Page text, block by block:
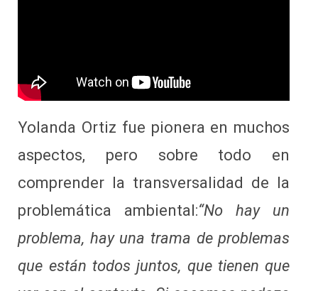
Yolanda Ortiz fue pionera en muchos
aspectos, pero sobre todo en
comprender la transversalidad de la
problemática ambiental:“No hay un
problema, hay una trama de problemas
que están todos juntos, que tienen que